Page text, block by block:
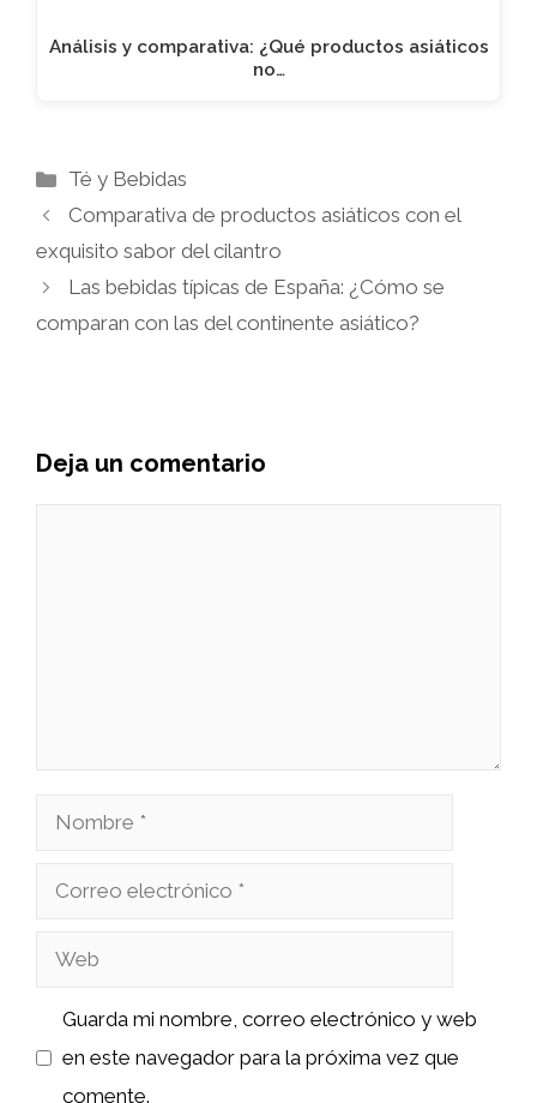
Análisis y comparativa: ¿Qué productos asiáticos
no…
Categorías
Té y Bebidas
Comparativa de productos asiáticos con el
exquisito sabor del cilantro
Las bebidas típicas de España: ¿Cómo se
comparan con las del continente asiático?
Deja un comentario
Nombre
Correo
Web
Guarda mi nombre, correo electrónico y web
en este navegador para la próxima vez que
comente.